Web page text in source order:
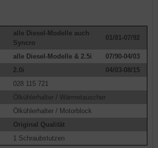
alle Diesel-Modelle auch
Syncro
01/81-07/92
alle Diesel-Modelle & 2.5i
07/90-04/03
2.0i
04/03-08/15
028 115 721
Ölkühlerhalter / Wärmetauscher
Ölkühlerhalter / Motorblock
Original Qualität
1 Schraubstutzen